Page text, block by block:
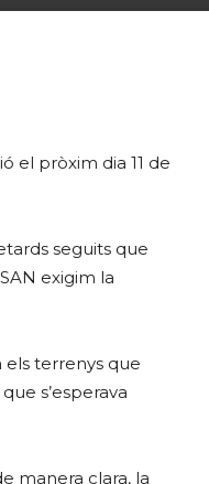
el pròxim dia 11 de
seguits que
exigim la
els terrenys que
s’esperava
manera clara, la